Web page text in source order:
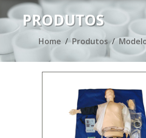
HOME
EMPRESA
MARCAS
NOSSOS
PRODUTOS
Home Produtos